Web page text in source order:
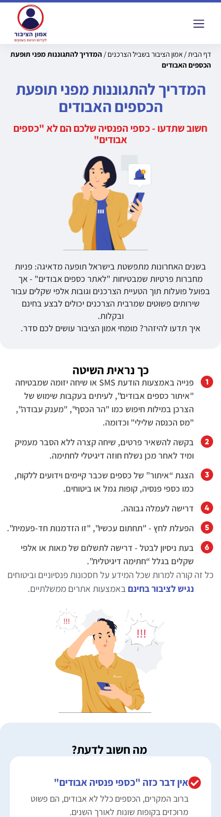
דף הבית/ אמון הציבור בשביל הצרכנים / המדריך להתגוננות מפני תופעת
הכספים האבודים
המדריך להתגוננות מפני תופעת
הכספים האבודים
חשוב שתדעו - כספי הפנסיה שלכם הם לא "כספים
אבודים"
בשנים האחרונות מתפשטת בישראל תופעה מדאיגה: פניות
מחברות פרטיות שמבטיחות "לאתר כספים אבודים" - אך
בפועל פועלות תוך הטעיית הצרכנים וגובות אלפי שקלים עבור
שירותים פשוטים שמרבית הצרכנים יכולים לבצע בחינם
ובקלות.
איך תדעו להיזהר? מומחי אמון הציבור עושים לכם סדר.
כך נראית השיטה
פנייה באמצעות הודעת SMS או שיחה יזומה שמבטיחה
"איתור כספים אבודים", לעיתים בעקבות שימוש של
הצרכן במילות חיפוש כמו "הר הכסף", "מענק עבודה",
"מס הכנסה שלילי" וכדומה.
בקשה להשאיר פרטים, שיחה קצרה ללא הסבר מעמיק
ומיד לאחר מכן נשלח חוזה דיגיטלי לחתימה.
הצגת “איתור” של כספים שכבר קיימים וידועים ללקוח,
כמו כספי פנסיה, קופות גמל או ביטוחים.
דרישה לעמלה גבוהה.
הפעלת לחץ - "תחתום עכשיו", "זו הזדמנות חד-פעמית".
בעת ניסיון לבטל - דרישה לתשלום של מאות או אלפי
שקלים בגלל “חתימה דיגיטלית”.
כל זה קורה למרות שכל המידע על חסכונות פנסיוניים וביטוחים
נגיש לציבור בחינם באמצעות אתרים ממשלתיים.
מה חשוב לדעת?
אין דבר כזה "כספי פנסיה אבודים"
ברוב המקרים, הכספים כלל לא אבודים, הם פשוט
מרוכזים בקופות שונות לאורך השנים.